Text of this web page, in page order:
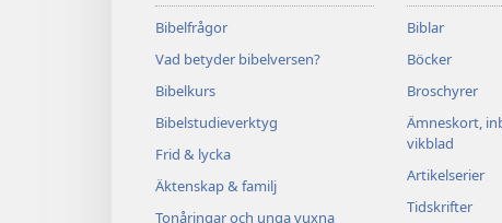
Bibelfrågor
Vad betyder bibelversen?
Bibelkurs
Bibelstudieverktyg
Frid & lycka
Äktenskap & familj
Tonåringar och unga vuxna
Biblar
Böcker
Broschyrer
Ämneskort,
vikblad
Artikelserier
Tidskrifter